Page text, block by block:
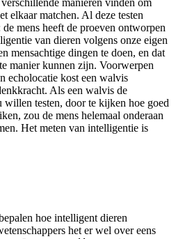
elkaar matchen. Al deze testen
mens heeft de proeven ontworpen
van dieren volgens onze eigen
mensachtige dingen te doen, en dat
manier kunnen zijn. Voorwerpen
echolocatie kost een walvis
Als een walvis de
willen testen, door te kijken hoe goed
zou de mens helemaal onderaan
Het meten van intelligentie is
hoe intelligent dieren
het er wel over eens